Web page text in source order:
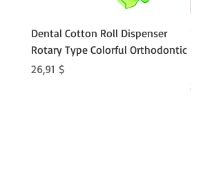
Dental Cotton Roll Dispenser
Rotary Type Colorful Orthodontic
Preis
26,91 $
Preis
21,86 $